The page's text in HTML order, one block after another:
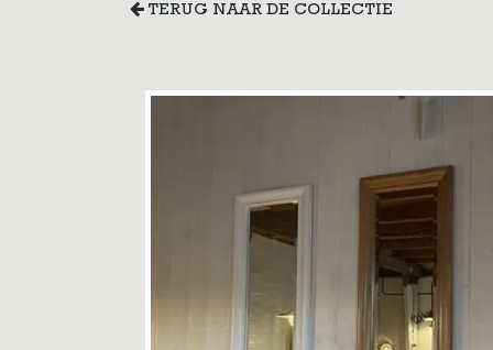
TERUG NAAR DE COLLECTIE